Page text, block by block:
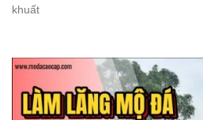
khuất